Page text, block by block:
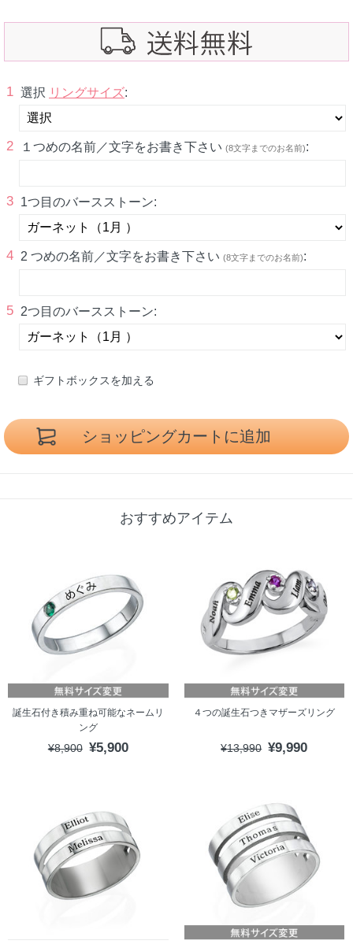
1 選択 リングサイズ:
2 １つめの名前／文字をお書き下さい (8文字までのお名前):
3 1つ目のバースストーン:
4 2 つめの名前／文字をお書き下さい (8文字までのお名前):
5 2つ目のバースストーン:
ギフトボックスを加える
おすすめアイテム
誕生石付き積み重ね可能なネームリ
ング
¥8,900 ¥5,900
４つの誕生石つきマザーズリング
¥13,990 ¥9,990